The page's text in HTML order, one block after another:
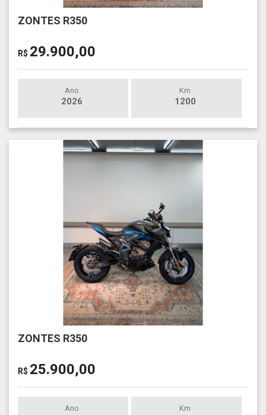
ZONTES R350
R$ 29.900,00
Ano
2026
Km
1200
ZONTES R350
R$ 25.900,00
Ano Km